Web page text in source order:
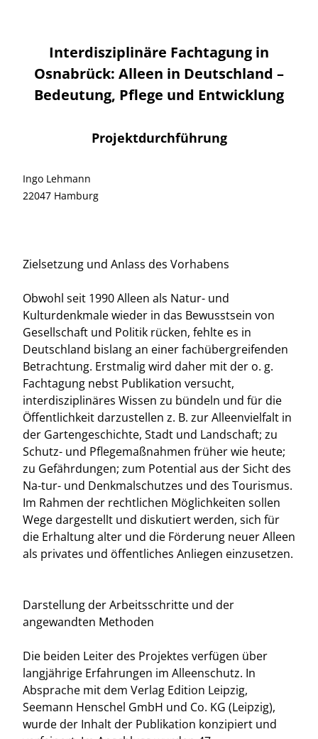
Interdisziplinäre Fachtagung in
Osnabrück: Alleen in Deutschland –
Bedeutung, Pflege und Entwicklung
Projektdurchführung
Ingo Lehmann
22047 Hamburg
Zielsetzung und Anlass des Vorhabens
Obwohl seit 1990 Alleen als Natur- und
Kulturdenkmale wieder in das Bewusstsein von
Gesellschaft und Politik rücken, fehlte es in
Deutschland bislang an einer fachübergreifenden
Betrachtung. Erstmalig wird daher mit der o. g.
Fachtagung nebst Publikation versucht,
interdisziplinäres Wissen zu bündeln und für die
Öffentlichkeit darzustellen z. B. zur Alleenvielfalt in
der Gartengeschichte, Stadt und Landschaft; zu
Schutz- und Pflegemaßnahmen früher wie heute;
zu Gefährdungen; zum Potential aus der Sicht des
Na-tur- und Denkmalschutzes und des Tourismus.
Im Rahmen der rechtlichen Möglichkeiten sollen
Wege dargestellt und diskutiert werden, sich für
die Erhaltung alter und die Förderung neuer Alleen
als privates und öffentliches Anliegen einzusetzen.
Darstellung der Arbeitsschritte und der
angewandten Methoden
Die beiden Leiter des Projektes verfügen über
langjährige Erfahrungen im Alleenschutz. In
Absprache mit dem Verlag Edition Leipzig,
Seemann Henschel GmbH und Co. KG (Leipzig),
wurde der Inhalt der Publikation konzipiert und